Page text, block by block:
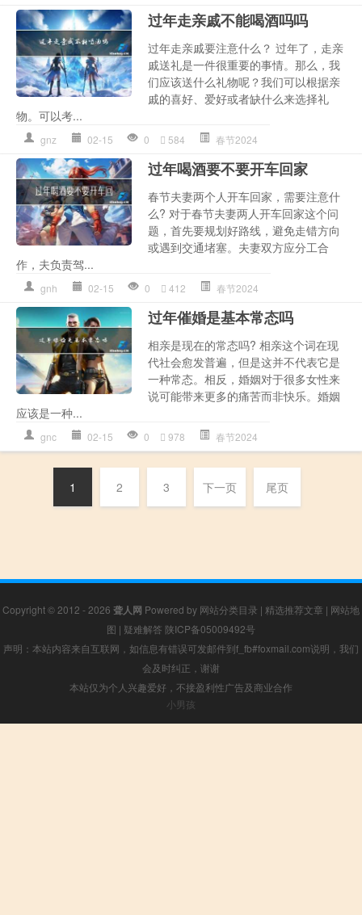
过年走亲戚不能喝酒吗吗
过年走亲戚要注意什么？ 过年了，走亲
戚送礼是一件很重要的事情。那么，我
们应该送什么礼物呢？我们可以根据亲
戚的喜好、爱好或者缺什么来选择礼
物。可以考...
gnz 02-15 0 584 春节2024
过年喝酒要不要开车回家
春节夫妻两个人开车回家，需要注意什
么? 对于春节夫妻两人开车回家这个问
题，首先要规划好路线，避免走错方向
或遇到交通堵塞。夫妻双方应分工合
作，夫负责驾...
gnh 02-15 0 412 春节2024
过年催婚是基本常态吗
相亲是现在的常态吗? 相亲这个词在现
代社会愈发普遍，但是这并不代表它是
一种常态。相反，婚姻对于很多女性来
说可能带来更多的痛苦而非快乐。婚姻
应该是一种...
gnc 02-15 0 978 春节2024
1 2 3 下一页 尾页
Copyright © 2012 - 2026 聋人网 Powered by 网站分类目录 | 精选推荐文章 | 网站地
图 | 疑难解答 陕ICP备05009492号
声明：本站内容来自互联网，如信息有错误可发邮件到f_fb#foxmail.com说明，我们
会及时纠正，谢谢
本站仅为个人兴趣爱好，不接盈利性广告及商业合作
小男孩